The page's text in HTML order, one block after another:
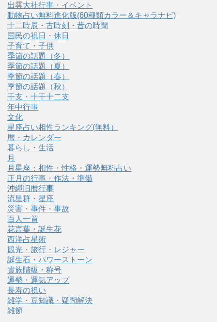
出雲大社行事・イベント
動物占い無料進化版(60種類カラー＆キャラナビ)
十二時辰・古時刻・昔の時間
国民の祝日・休日
子育て・子供
季節の話題（冬）
季節の話題（夏）
季節の話題（春）
季節の話題（秋）
干支・十干十二支
年中行事
文化
星座占い相性ランキング(無料）
暦・カレンダー
暮らし・生活
月
月星座：相性・性格・運勢無料占い
正月の行事・作法・準備
沖縄旧暦行事
流星群・星座
災害・事件・事故
百人一首
花言葉・誕生花
西洋占星術
観光・旅行・レジャー
誕生石・パワーストーン
貴族階級・称号
運勢・運気アップ
長寿の祝い
雑学・豆知識・疑問解決
雑節